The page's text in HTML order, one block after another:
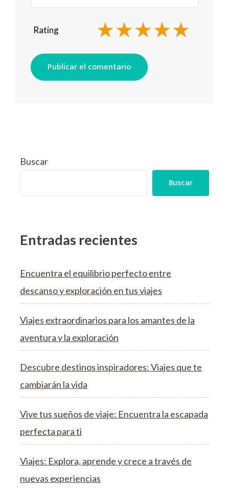
Rating
Buscar
Buscar
Entradas recientes
Encuentra el equilibrio perfecto entre
descanso y exploración en tus viajes
Viajes extraordinarios para los amantes de la
aventura y la exploración
Descubre destinos inspiradores: Viajes que te
cambiarán la vida
Vive tus sueños de viaje: Encuentra la escapada
perfecta para ti
Viajes: Explora, aprende y crece a través de
nuevas experiencias